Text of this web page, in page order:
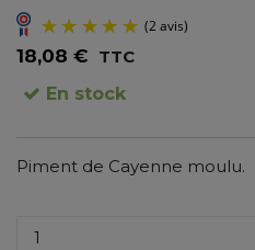
18,08 € TTC
En stock
Piment de Cayenne moulu.